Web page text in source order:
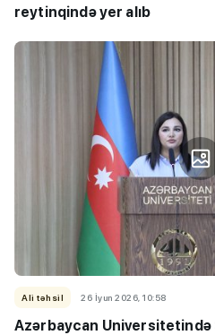
reytinqində yer alıb
Ali təhsil 26 İyun 2026, 10:58
Azərbaycan Universitetində